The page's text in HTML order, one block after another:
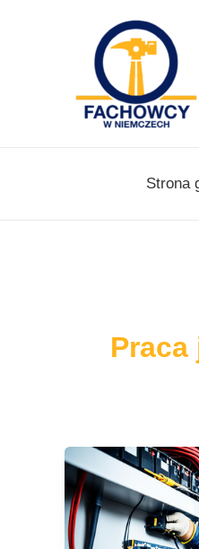
Strona
Znajdź
pracę
jako
elektryk